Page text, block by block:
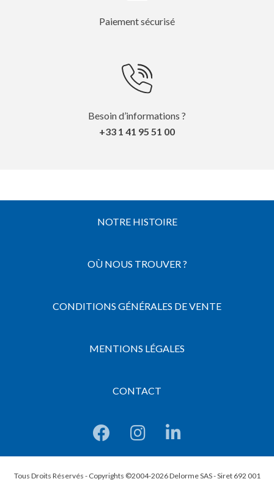
Paiement sécurisé
Besoin d’informations ?
+33 1 41 95 51 00
NOTRE HISTOIRE
OÙ NOUS TROUVER ?
CONDITIONS GÉNÉRALES DE VENTE
MENTIONS LÉGALES
CONTACT
Tous Droits Réservés - Copyrights ©2004-2026 Delorme SAS - Siret 692 001